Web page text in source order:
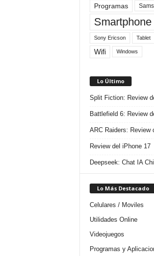
Programas
Smartphone
Sony Ericson Tablet
Wifi Windows
Lo Último
Split Fiction: Review
Battlefield 6: Review
ARC Raiders: Review
Review del iPhone 17
Deepseek: Chat IA
Lo Más Destacado
Celulares / Moviles
Utilidades Online
Videojuegos
Programas y